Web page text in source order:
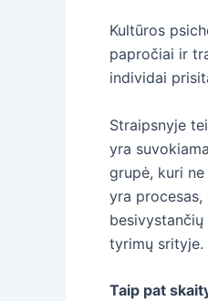
Kultūros
papročiai ir
individai
Straipsnyje
yra
grupė, kuri
yra procesas,
tyrimų srityje.
Taip pat